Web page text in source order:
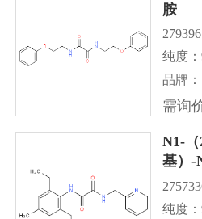
胺
纯度
品牌：
需询
N1-
基）-
草酰
纯度